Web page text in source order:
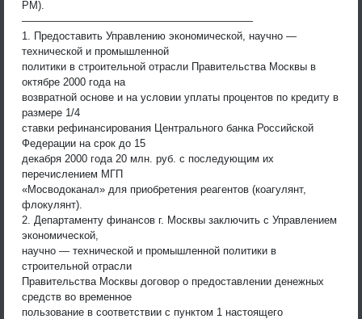
РМ).
——————————————————————
1. Предоставить Управлению экономической, научно —
технической и промышленной
политики в строительной отрасли Правительства Москвы в
октябре 2000 года на
возвратной основе и на условии уплаты процентов по кредиту в
размере 1/4
ставки рефинансирования Центрального банка Российской
Федерации на срок до 15
декабря 2000 года 20 млн. руб. с последующим их
перечислением МГП
«Мосводоканал» для приобретения реагентов (коагулянт,
флокулянт).
2. Департаменту финансов г. Москвы заключить с Управлением
экономической,
научно — технической и промышленной политики в
строительной отрасли
Правительства Москвы договор о предоставлении денежных
средств во временное
пользование в соответствии с пунктом 1 настоящего